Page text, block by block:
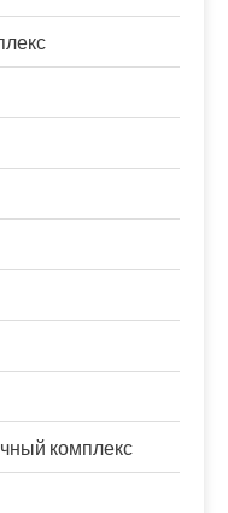
комплекс